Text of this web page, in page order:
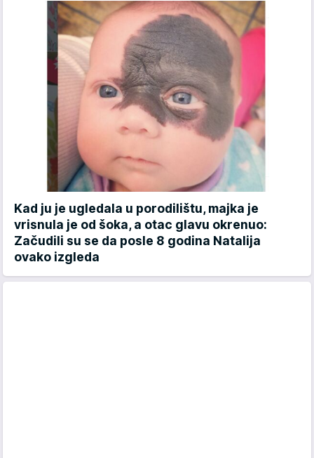
Kad ju je ugledala u porodilištu, majka je
vrisnula je od šoka, a otac glavu okrenuo:
Začudili su se da posle 8 godina Natalija
ovako izgleda